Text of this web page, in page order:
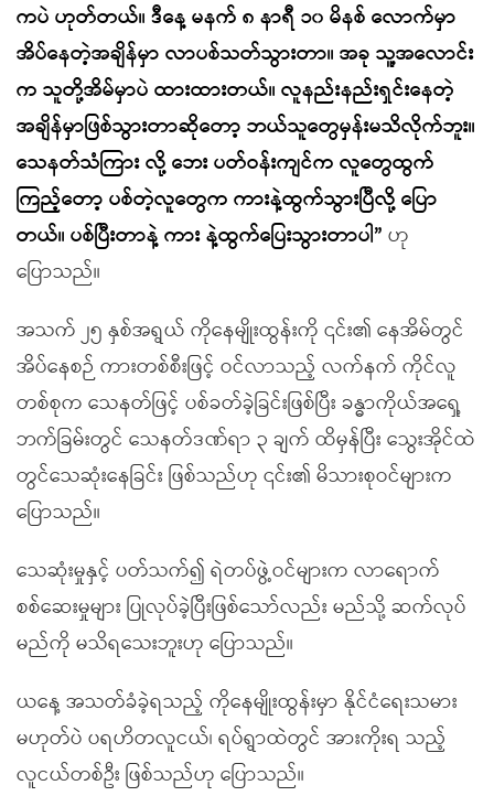
ကပဲ ဟုတ်တယ်။ ဒီနေ့ မနက် ၈ နာရီ ၁၀ မိနစ် လောက်မှာ
အိပ်နေတဲ့အချိန်မှာ လာပစ်သတ်သွားတာ။ အခု သူ့အလောင်း
က သူတို့အိမ်မှာပဲ ထားထားတယ်။ လူနည်းနည်းရှင်းနေတဲ့
အချိန်မှာဖြစ်သွားတာဆိုတော့ ဘယ်သူတွေမှန်းမသိလိုက်ဘူး။
သေနတ်သံကြား လို့ ဘေး ပတ်ဝန်းကျင်က လူတွေထွက်
ကြည့်တော့ ပစ်တဲ့လူတွေက ကားနဲ့ထွက်သွားပြီလို့ ပြော
တယ်။ ပစ်ပြီးတာနဲ့ ကား နဲ့ထွက်ပြေးသွားတာပါ” ဟု
ပြောသည်။
အသက် ၂၅ နှစ်အရွယ် ကိုနေမျိုးထွန်းကို ၎င်း၏ နေအိမ်တွင်
အိပ်နေစဉ် ကားတစ်စီးဖြင့် ဝင်လာသည့် လက်နက် ကိုင်လူ
တစ်စုက သေနတ်ဖြင့် ပစ်ခတ်ခဲ့ခြင်းဖြစ်ပြီး ခန္ဓာကိုယ်အရှေ့
ဘက်ခြမ်းတွင် သေနတ်ဒဏ်ရာ ၃ ချက် ထိမှန်ပြီး သွေးအိုင်ထဲ
တွင်သေဆုံးနေခြင်း ဖြစ်သည်ဟု ၎င်း၏ မိသားစုဝင်များက
ပြောသည်။
သေဆုံးမှုနှင့် ပတ်သက်၍ ရဲတပ်ဖွဲ့ဝင်များက လာရောက်
စစ်ဆေးမှုများ ပြုလုပ်ခဲ့ပြီးဖြစ်သော်လည်း မည်သို့ ဆက်လုပ်
မည်ကို မသိရသေးဘူးဟု ပြောသည်။
ယနေ့ အသတ်ခံခဲ့ရသည့် ကိုနေမျိုးထွန်းမှာ နိုင်ငံရေးသမား
မဟုတ်ပဲ ပရဟိတလူငယ်၊ ရပ်ရွာထဲတွင် အားကိုးရ သည့်
လူငယ်တစ်ဦး ဖြစ်သည်ဟု ပြောသည်။